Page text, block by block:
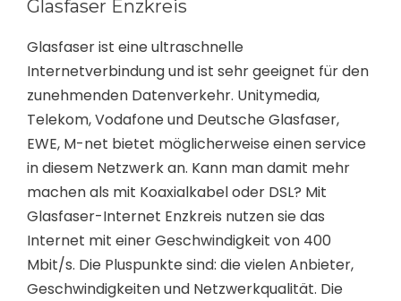
Glasfaser Enzkreis
Glasfaser ist eine ultraschnelle
Internetverbindung und ist sehr geeignet für den
zunehmenden Datenverkehr. Unitymedia,
Telekom, Vodafone und Deutsche Glasfaser,
EWE, M-net bietet möglicherweise einen service
in diesem Netzwerk an. Kann man damit mehr
machen als mit Koaxialkabel oder DSL? Mit
Glasfaser-Internet Enzkreis nutzen sie das
Internet mit einer Geschwindigkeit von 400
Mbit/s. Die Pluspunkte sind: die vielen Anbieter,
Geschwindigkeiten und Netzwerkqualität. Die